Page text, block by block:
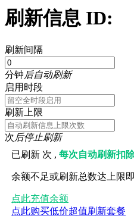
刷新信息 ID:
刷新间隔
分钟后自动刷新
启用时段
刷新上限
次后停止刷新
已刷新 次 ,每次自动刷新扣
余额不足或刷新总数达上限
点此充值余额
点此购买低价超值刷新套餐